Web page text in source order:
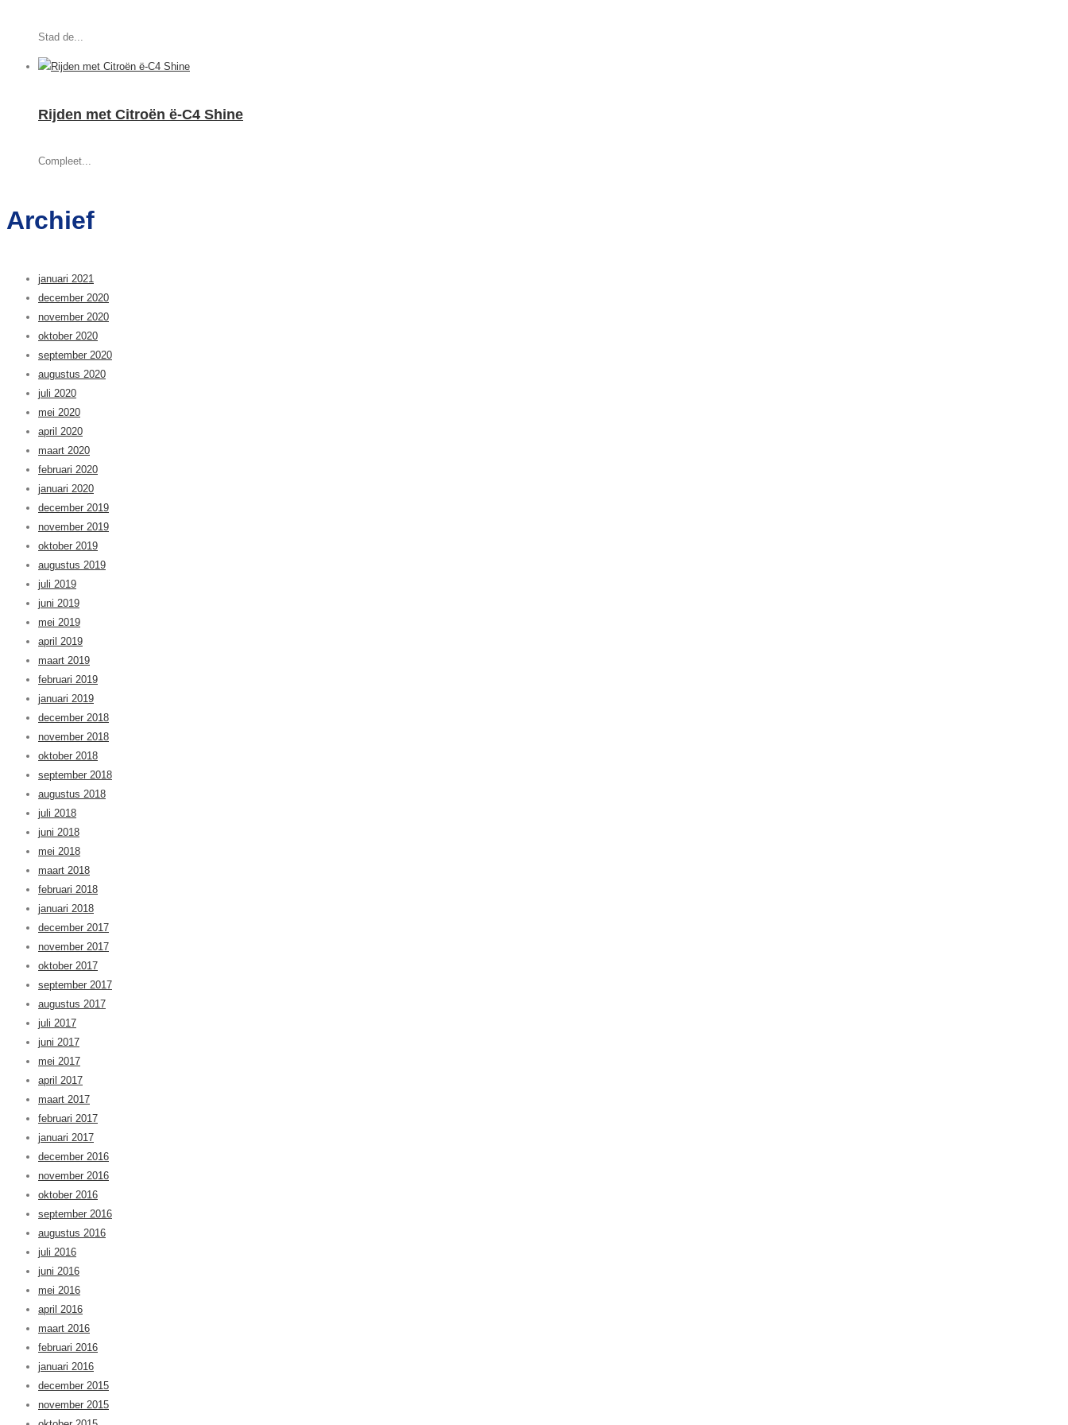
Stad de...
Rijden met Citroën ë-C4 Shine
Compleet...
Archief
januari 2021
december 2020
november 2020
oktober 2020
september 2020
augustus 2020
juli 2020
mei 2020
april 2020
maart 2020
februari 2020
januari 2020
december 2019
november 2019
oktober 2019
augustus 2019
juli 2019
juni 2019
mei 2019
april 2019
maart 2019
februari 2019
januari 2019
december 2018
november 2018
oktober 2018
september 2018
augustus 2018
juli 2018
juni 2018
mei 2018
maart 2018
februari 2018
januari 2018
december 2017
november 2017
oktober 2017
september 2017
augustus 2017
juli 2017
juni 2017
mei 2017
april 2017
maart 2017
februari 2017
januari 2017
december 2016
november 2016
oktober 2016
september 2016
augustus 2016
juli 2016
juni 2016
mei 2016
april 2016
maart 2016
februari 2016
januari 2016
december 2015
november 2015